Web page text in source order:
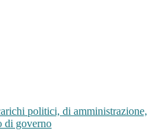
politici, di amministrazione,
di governo